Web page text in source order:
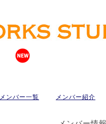
メンバー一覧 メンバー紹介